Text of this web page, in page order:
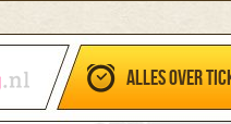
Alles over